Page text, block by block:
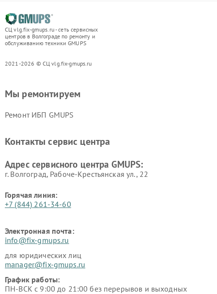
СЦ vlg.fix-gmups.ru - сеть сервисных
центров в Волгограде по ремонту и
обслуживанию техники GMUPS
2021-2026 © СЦ vlg.fix-gmups.ru
Мы ремонтируем
Ремонт ИБП GMUPS
Контакты сервис центра
Адрес сервисного центра GMUPS:
г. Волгоград, Рабоче-Крестьянская ул., 22
Горячая линия:
+7 (844) 261-34-60
Электронная почта:
info@fix-gmups.ru
для юридических лиц
manager@fix-gmups.ru
График работы:
ПН-ВСК с 9:00 до 21:00 без перерывов и выходных